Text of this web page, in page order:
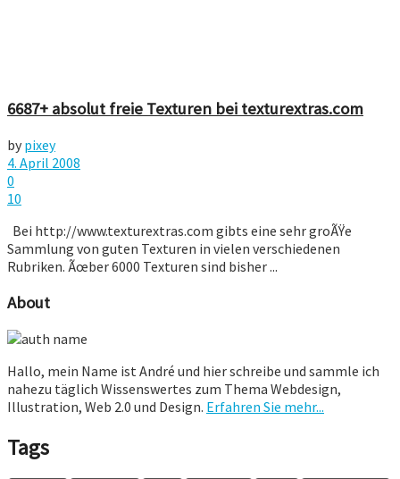
6687+ absolut freie Texturen bei texturextras.com
by pixey
4. April 2008
0
10
Bei http://www.texturextras.com gibts eine sehr groÃŸe
Sammlung von guten Texturen in vielen verschiedenen
Rubriken. Ãœber 6000 Texturen sind bisher ...
About
Hallo, mein Name ist André und hier schreibe und sammle ich
nahezu täglich Wissenswertes zum Thema Webdesign,
Illustration, Web 2.0 und Design. Erfahren Sie mehr...
Tags